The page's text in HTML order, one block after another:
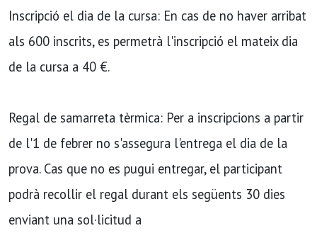
Inscripció el dia de la cursa: En cas de no haver arribat
als 600 inscrits, es permetrà l'inscripció el mateix dia
de la cursa a 40 €.
Regal de samarreta tèrmica: Per a inscripcions a partir
de l'1 de febrer no s'assegura l'entrega el dia de la
prova. Cas que no es pugui entregar, el participant
podrà recollir el regal durant els següents 30 dies
enviant una sol·licitud a